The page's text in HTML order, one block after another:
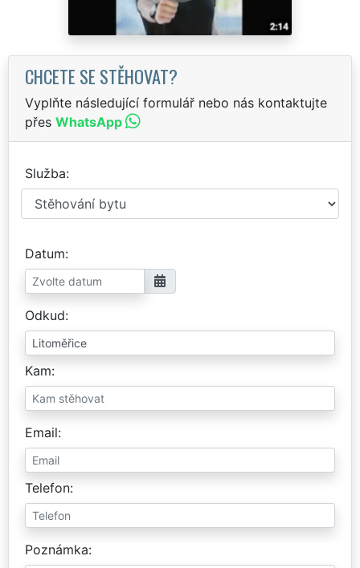
CHCETE SE STĚHOVAT?
Vyplňte následující formulář nebo nás kontaktujte
přes WhatsApp
Služba
Datum
Odkud
Kam
Email
Telefon
Poznámka